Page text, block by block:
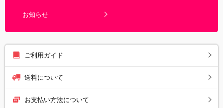
お知らせ
ご利用ガイド
送料について
お支払い方法について